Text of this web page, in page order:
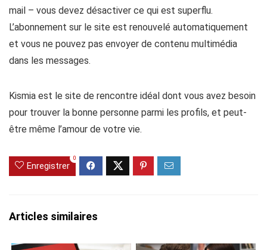
mail – vous devez désactiver ce qui est superflu.
L’abonnement sur le site est renouvelé automatiquement
et vous ne pouvez pas envoyer de contenu multimédia
dans les messages.
Kismia est le site de rencontre idéal dont vous avez besoin
pour trouver la bonne personne parmi les profils, et peut-
être même l’amour de votre vie.
Enregistrer
0
Articles similaires